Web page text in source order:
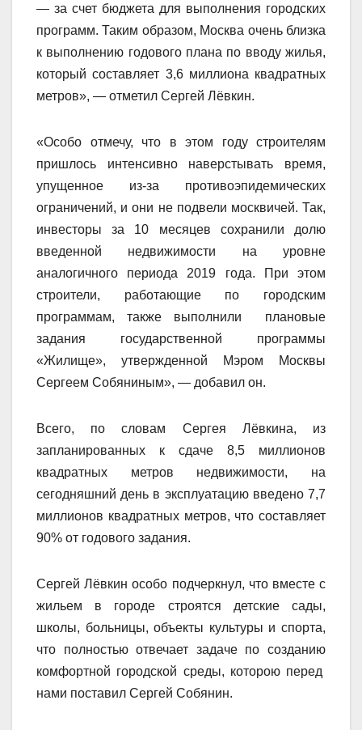
— за счет бюджета для выполнения городских
программ. Таким образом, Москва очень близка
к выполнению годового плана по вводу жилья,
который составляет 3,6 миллиона квадратных
метров», — отметил Сергей Лёвкин.
«Особо отмечу, что в этом году строителям
пришлось интенсивно наверстывать время,
упущенное из-за противоэпидемических
ограничений, и они не подвели москвичей. Так,
инвесторы за 10 месяцев сохранили долю
введенной недвижимости на уровне
аналогичного периода 2019 года. При этом
строители, работающие по городским
программам, также выполнили плановые
задания государственной программы
«Жилище», утвержденной Мэром Москвы
Сергеем Собяниным», — добавил он.
Всего, по словам Сергея Лёвкина, из
запланированных к сдаче 8,5 миллионов
квадратных метров недвижимости, на
сегодняшний день в эксплуатацию введено 7,7
миллионов квадратных метров, что составляет
90% от годового задания.
Сергей Лёвкин особо подчеркнул, что вместе с
жильем в городе строятся детские сады,
школы, больницы, объекты культуры и спорта,
что полностью отвечает задаче по созданию
комфортной городской среды, которою перед
нами поставил Сергей Собянин.